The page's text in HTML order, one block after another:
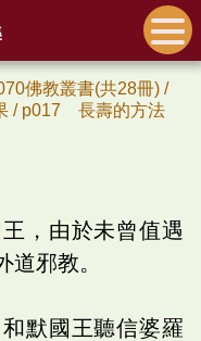
佛教叢書(共28冊) /
/ p017 長壽的方法
，由於未曾值遇
邪教。
默國王聽信婆羅